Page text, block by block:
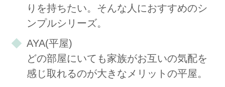
りを持ちたい。そんな人におすすめのシ
ンプルシリーズ。
AYA(平屋)
どの部屋にいても家族がお互いの気配を
感じ取れるのが大きなメリットの平屋。